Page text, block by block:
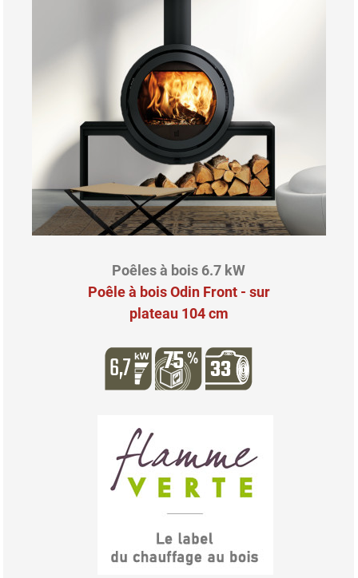
Poêles à bois 6.7 kW
Poêle à bois Odin Front - sur
plateau 104 cm